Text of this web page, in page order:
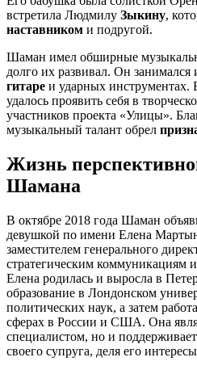
встретила Людмилу Зыкину,
наставником и подругой.
Шаман имел обширные
долго их развивал. Он занимался
гитаре и ударных инструментах.
удалось проявить себя в
участников проекта «Улицы».
музыкальный талант обрел
Жизнь
Шамана
В октябре 2018 года Шаман
девушкой по имени Елена
заместителем генерального
стратегическим коммуникациям
Елена родилась и выросла в
образование в Лондонском
политических наук, а затем
сферах в России и США. Она
специалистом, но и
своего супруга, деля его